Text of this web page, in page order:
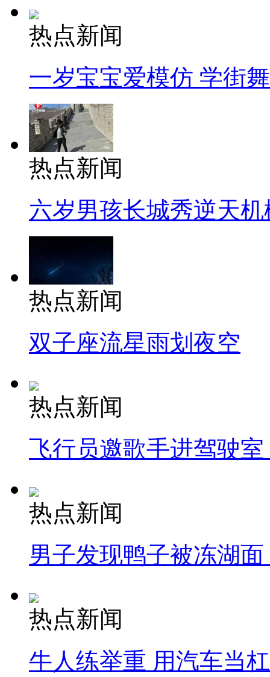
热点新闻
一岁宝宝爱模仿 学街
热点新闻
六岁男孩长城秀逆天机
热点新闻
双子座流星雨划夜空
热点新闻
飞行员邀歌手进驾驶
热点新闻
男子发现鸭子被冻湖
热点新闻
牛人练举重 用汽车当